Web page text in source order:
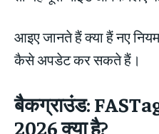
आइए जानते हैं क्या हैं नए
कैसे अपडेट कर सकते हैं।
बैकग्राउंड:
2026 क्या है?